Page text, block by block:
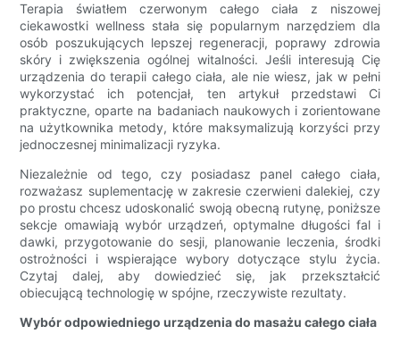
Terapia światłem czerwonym całego ciała z niszowej
ciekawostki wellness stała się popularnym narzędziem dla
osób poszukujących lepszej regeneracji, poprawy zdrowia
skóry i zwiększenia ogólnej witalności. Jeśli interesują Cię
urządzenia do terapii całego ciała, ale nie wiesz, jak w pełni
wykorzystać ich potencjał, ten artykuł przedstawi Ci
praktyczne, oparte na badaniach naukowych i zorientowane
na użytkownika metody, które maksymalizują korzyści przy
jednoczesnej minimalizacji ryzyka.
Niezależnie od tego, czy posiadasz panel całego ciała,
rozważasz suplementację w zakresie czerwieni dalekiej, czy
po prostu chcesz udoskonalić swoją obecną rutynę, poniższe
sekcje omawiają wybór urządzeń, optymalne długości fal i
dawki, przygotowanie do sesji, planowanie leczenia, środki
ostrożności i wspierające wybory dotyczące stylu życia.
Czytaj dalej, aby dowiedzieć się, jak przekształcić
obiecującą technologię w spójne, rzeczywiste rezultaty.
Wybór odpowiedniego urządzenia do masażu całego ciała